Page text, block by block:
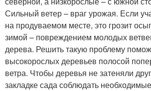
Сильный ветер – враг урожая. Если
на продуваемом месте, это грозит
зимой – повреждением молодых
дерева. Решить такую проблему
высокорослых деревьев полосой
ветра. Чтобы деревья не затеняли
закладке сада соблюдать